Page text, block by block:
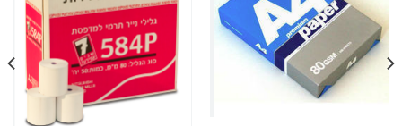
הוסף
למועדפים
הוסף
למועדפים